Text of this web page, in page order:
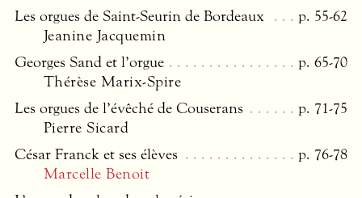
Les orgues de Saint-Seurin de Bordeaux
p. 55-62
Jeanine Jacquemin
Georges Sand et l’orgue
p. 65-70
Thérèse Marix-Spire
Les orgues de l’évêché de Couserans
p. 71-75
Pierre Sicard
César Franck et ses élèves
p. 76-78
Marcelle Benoit